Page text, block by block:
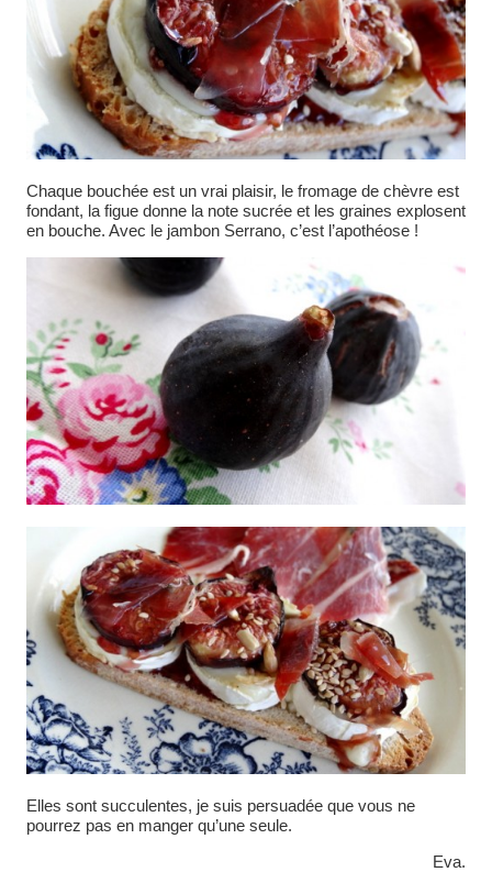
Chaque bouchée est un vrai plaisir, le fromage de chèvre est
fondant, la figue donne la note sucrée et les graines explosent
en bouche. Avec le jambon Serrano, c’est l’apothéose !
Elles sont succulentes, je suis persuadée que vous ne
pourrez pas en manger qu’une seule.
Eva.